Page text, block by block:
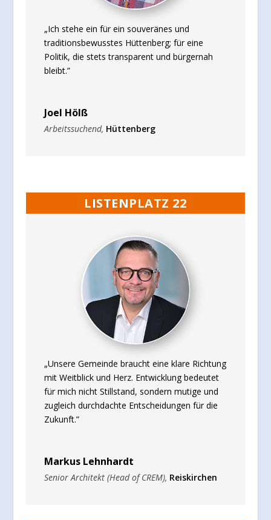
„Ich stehe ein für ein souveränes und
traditionsbewusstes Hüttenberg; für eine
Politik, die stets transparent und bürgernah
bleibt.”
Joel Hölß
Arbeitssuchend, Hüttenberg
LISTENPLATZ 22
„Unsere Gemeinde braucht eine klare Richtung
mit Weitblick und Herz. Entwicklung bedeutet
für mich nicht Stillstand, sondern mutige und
zugleich durchdachte Entscheidungen für die
Zukunft.”
Markus Lehnhardt
Senior Architekt (Head of CREM), Reiskirchen